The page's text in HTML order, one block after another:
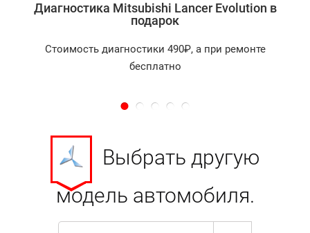
Диагностика Mitsubishi Lancer Evolution в
подарок
Стоимость диагностики 490₽, а при ремонте
бесплатно
Выбрать другую
модель автомобиля.